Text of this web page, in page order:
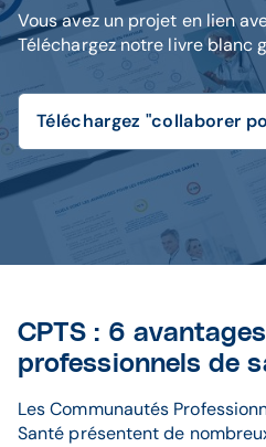
Vous avez un projet en lien
Téléchargez notre livre blanc
Téléchargez "collaborer
CPTS : 6
professionnels de
Les Communautés
Santé présentent de